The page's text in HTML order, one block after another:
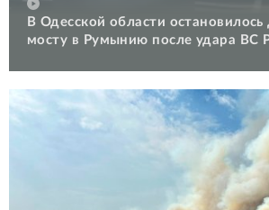
В Одесской области
мосту в Румынию после удара ВС